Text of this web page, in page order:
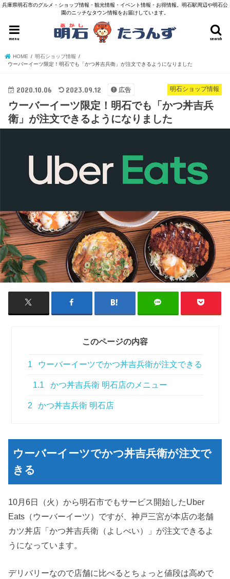
兵庫県明石市のグルメ・ショップ情報・観光情報・イベント情報・お得情報。明石駅周辺や明石公
園のニッチなタウン情報をお届けしています。
search
menu
HOME
明石ショップ情報
ウーバーイーツ限定！明石でも「かつ丼吉兵衛」が注文できるようになりました
明石ショップ情報
2020.10.06 2023.09.12 広告
ウーバーイーツ限定！明石でも「かつ丼吉兵
衛」が注文できるようになりました
このページの内容
1 ウーバーイーツでかつ丼吉兵衛が注文できる
1.1 かつ丼吉兵衛 明石店のメニュー
2 かつ丼吉兵衛 明石店
ウーバーイーツでかつ丼吉兵衛が注文で
きる
10月6日（火）から明石市でもサービス開始したUber
Eats（ウーバーイーツ）ですが、神戸三宮が本店の老舗
カツ丼店「かつ丼吉兵衛（よしべい）」が注文できるよ
うになっています。
デリバリーなので店舗に比べるとちょっと値段は高めで